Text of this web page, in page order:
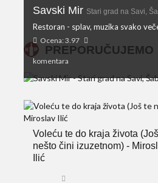
PREPORUČUJEMO
Savski Mir Stari grad na Savi,
Restoran - splav, muzika svako
Ocena: 3.97
komentara
Voleću te do kraja života
nešto čini izuzetnom) -
Ilić